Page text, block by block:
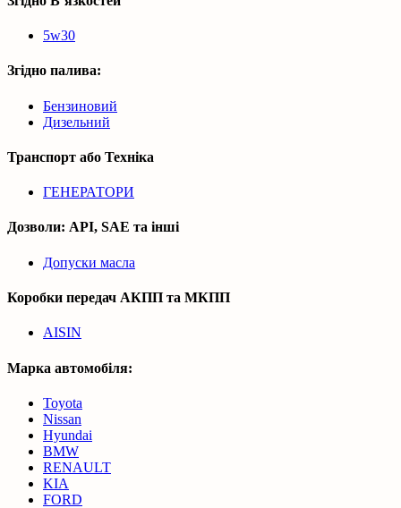
5w30
Згідно палива:
Бензиновий
Дизельний
Транспорт або Техніка
ГЕНЕРАТОРИ
Дозволи: API, SAE та інші
Допуски масла
Коробки передач АКПП та МКПП
AISIN
Марка автомобіля:
Toyota
Nissan
Hyundai
BMW
RENAULT
KIA
FORD